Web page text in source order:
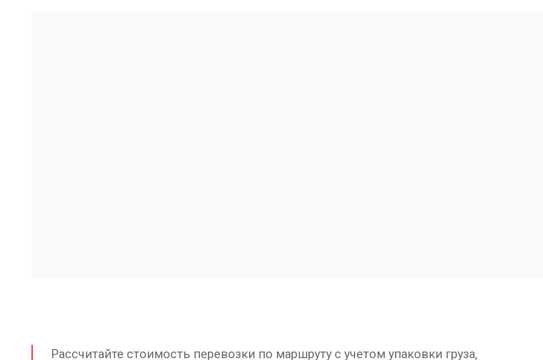
Рассчитайте стоимость перевозки по маршруту с учетом упаковки груза,